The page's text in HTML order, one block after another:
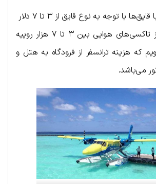
هزینه رفت و آمد با قایق‌ها با توجه به نوع قایق از ۳ تا ۷ دلار
و هزینه استفاده از تاکسی‌های هوایی بین ۳ تا ۷ هزار روپیه
که هزینه ترانسفر از فرودگاه به هتل و
می‌باشد.